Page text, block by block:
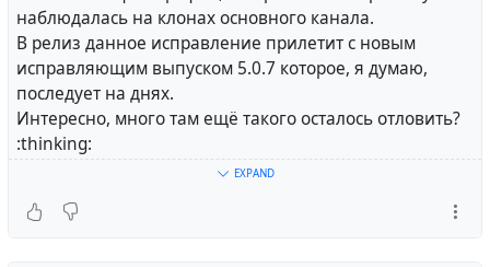
Я, насколько вы успели заметить, уже несколько
лет как в основном переместил своё сетевое
присутствие в это сетевое пространство
используя свой собственный сервер (да, вы можете
и это) Hubzilla в этом качестве и, более того,
участвуя в развитии этого проекта в качестве
наблюдалась на клонах основного канала.
В релиз данное исправление прилетит с новым
исправляющим выпуском 5.0.7 которое, я думаю,
последует на днях.
Интересно, много там ещё такого осталось отловить?
:thinking:
Кстати, если заметите нечто похожее на ошибку, то
или, если у вас проблемы с английским, можно писать
EXPAND